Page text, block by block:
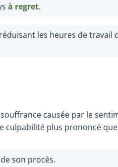
à regret.
les heures de travail
causée par le
culpabilité plus prononcé
son procès.